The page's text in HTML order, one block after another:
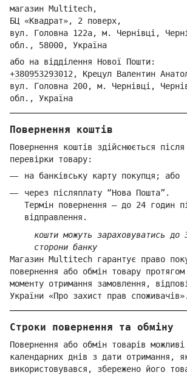
магазин Multitech,
БЦ «Квадрат», 2 поверх,
вул. Головна 122а, м. Чернівці, Ч
обл., 58000, Україна
або на відділення Нової Пошти:
+380953293012 , Крецул Валентин
вул. Головна 200, м. Чернівці, Ч
обл., Україна
Повернення коштів
Повернення коштів здійснюється
перевірки товару:
на банківську карту покупця; або
через післяплату “Нова Пошта”.
Термін повернення — до 24 годин
відправлення.
кошти можуть зараховуватись до
сторони банку
Магазин Multitech гарантує право
повернення або обмін товару
моменту отримання замовлення,
України «Про захист прав споживачів».
Строки повернення та обміну
Повернення або обмін товарів
календарних днів з дати отримання,
використовувався, збережено його